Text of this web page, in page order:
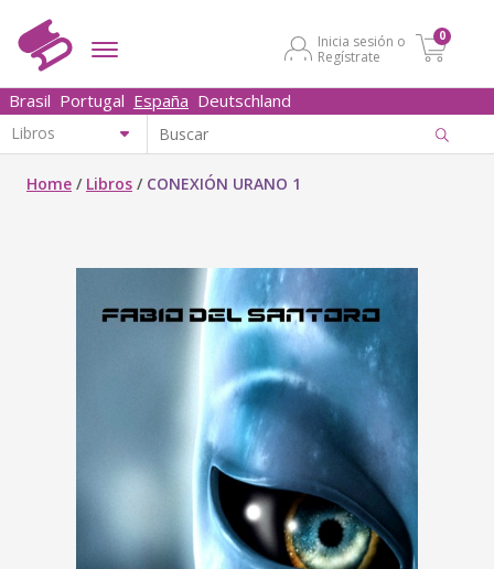
Inicia sesión o
Regístrate
0
Brasil Portugal España Deutschland
Home / Libros / CONEXIÓN URANO 1